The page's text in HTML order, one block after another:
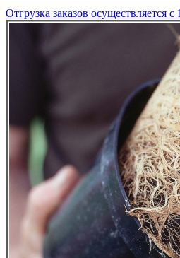
Отгрузка заказов осуществляется с